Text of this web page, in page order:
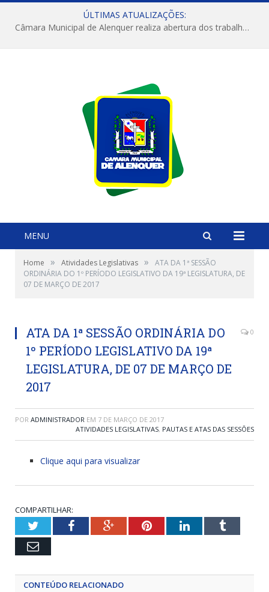
ÚLTIMAS ATUALIZAÇÕES:
Câmara Municipal de Alenquer realiza abertura dos trabalhos do 4º Período Legislativo
MENU
Home » Atividades Legislativas »
ATA DA 1ª SESSÃO
ORDINÁRIA DO 1º PERÍODO LEGISLATIVO DA 19ª LEGISLATURA, DE
07 DE MARÇO DE 2017
ATA DA 1ª SESSÃO ORDINÁRIA DO
1º PERÍODO LEGISLATIVO DA 19ª
LEGISLATURA, DE 07 DE MARÇO DE
2017
0
POR ADMINISTRADOR EM 7 DE MARÇO DE 2017
ATIVIDADES LEGISLATIVAS, PAUTAS E ATAS DAS SESSÕES
Clique aqui para visualizar
COMPARTILHAR:
TwitterFacebookGoogle+PinterestLinkedInTumblr
Email
CONTEÚDO RELACIONADO